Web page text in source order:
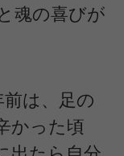
魂の喜びが
は、足の
かった頃